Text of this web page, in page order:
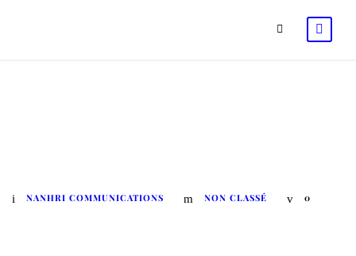
NANHRI COMMUNICATIONS NON CLASSÉ 0